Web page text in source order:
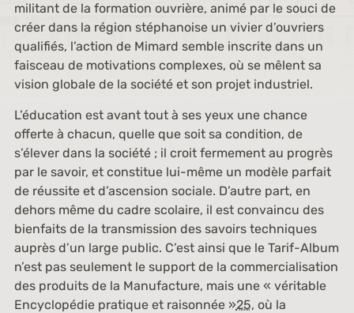
militant de la formation ouvrière, animé par le souci de
créer dans la région stéphanoise un vivier d’ouvriers
qualifiés, l’action de Mimard semble inscrite dans un
faisceau de motivations complexes, où se mêlent sa
vision globale de la société et son projet industriel.
L’éducation est avant tout à ses yeux une chance
offerte à chacun, quelle que soit sa condition, de
s’élever dans la société ; il croit fermement au progrès
par le savoir, et constitue lui-même un modèle parfait
de réussite et d’ascension sociale. D’autre part, en
dehors même du cadre scolaire, il est convaincu des
bienfaits de la transmission des savoirs techniques
auprès d’un large public. C’est ainsi que le Tarif-Album
n’est pas seulement le support de la commercialisation
des produits de la Manufacture, mais une « véritable
Encyclopédie pratique et raisonnée »25, où la